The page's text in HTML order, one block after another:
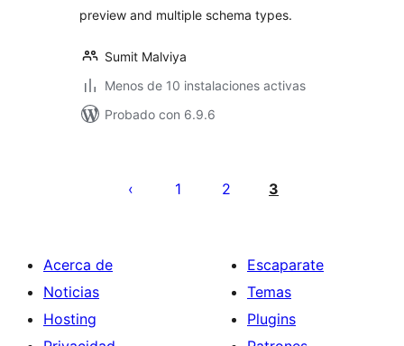
preview and multiple schema types.
Sumit Malviya
Menos de 10 instalaciones activas
Probado con 6.9.6
1 2 3
Acerca de
Noticias
Hosting
Escaparate
Temas
Plugins